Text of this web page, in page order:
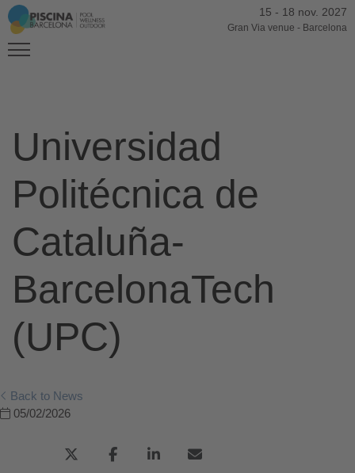
15 - 18 nov. 2027
Gran Via venue - Barcelona
Universidad
Politécnica de
Cataluña-
BarcelonaTech
(UPC)
Back to News
05/02/2026